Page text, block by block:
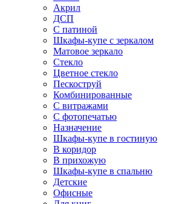
Акрил
ДСП
С патиной
Шкафы-купе с зеркалом
Матовое зеркало
Стекло
Цветное стекло
Пескоструй
Комбинированные
С витражами
С фотопечатью
Назначение
Шкафы-купе в гостиную
В коридор
В прихожую
Шкафы-купе в спальню
Детские
Офисные